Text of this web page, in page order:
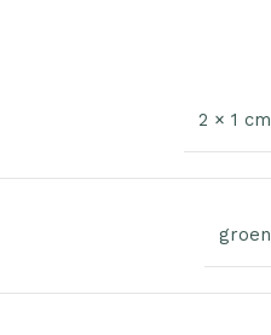
2 × 1 cm
groen